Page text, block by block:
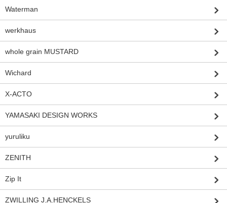
Waterman
werkhaus
whole grain MUSTARD
Wichard
X-ACTO
YAMASAKI DESIGN WORKS
yuruliku
ZENITH
Zip It
ZWILLING J.A.HENCKELS